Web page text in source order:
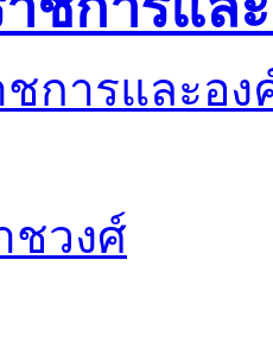
ชวงศ์